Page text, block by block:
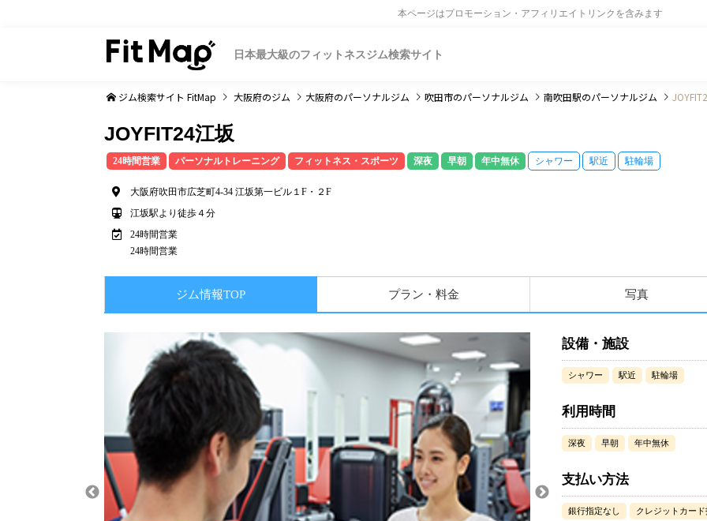
本ページはプロモーション・アフィリエイトリンクを含みます
日本最大級のフィットネスジム検索サイト
ジム検索サイト FitMap 大阪府のジム 大阪府のパーソナルジム 吹田市のパーソナルジム 南吹田駅のパーソナルジム
JOYFIT24江坂
24時間営業 パーソナルトレーニング フィットネス・スポーツ 深夜 早朝 年中無休 シャワー 駅近 駐輪場
大阪府吹田市広芝町4-34 江坂第一ビル１F・２F
江坂駅より徒歩４分
24時間営業
24時間営業
ジム情報TOP プラン・料金 写真
設備・施設
シャワー 駅近 駐輪場
利用時間
深夜 早朝 年中無休
支払い方法
銀行指定なし クレジットカー